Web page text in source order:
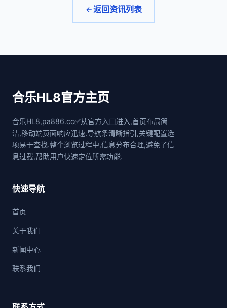
返回资讯列表
合乐HL8官方主页
合乐HL8,pa886.cc✅从官方入口进入,首页布局简
洁,移动端页面响应迅速.导航条清晰指引,关键配置选
项易于查找.整个浏览过程中,信息分布合理,避免了信
息过载,帮助用户快速定位所需功能.
快速导航
首页
关于我们
新闻中心
联系我们